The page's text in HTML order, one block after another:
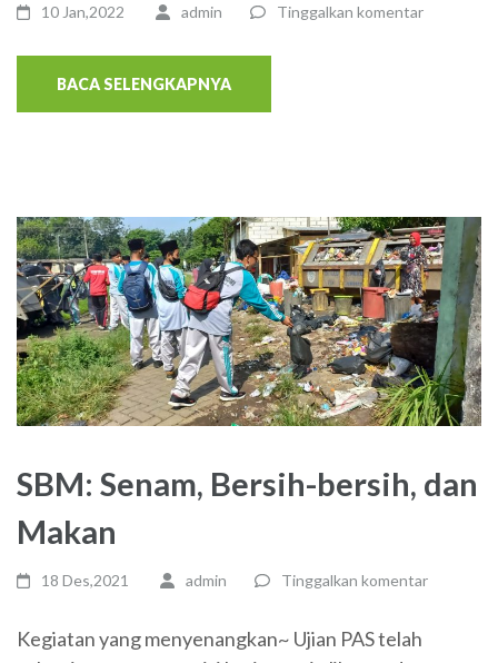
10 Jan,2022 admin Tinggalkan komentar
BACA SELENGKAPNYA
SBM: Senam, Bersih-bersih, dan
Makan
18 Des,2021 admin Tinggalkan komentar
Kegiatan yang menyenangkan~ Ujian PAS telah